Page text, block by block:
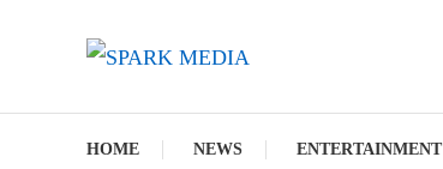
SPARK MEDIA
HOME NEWS ENTERTAINMENT